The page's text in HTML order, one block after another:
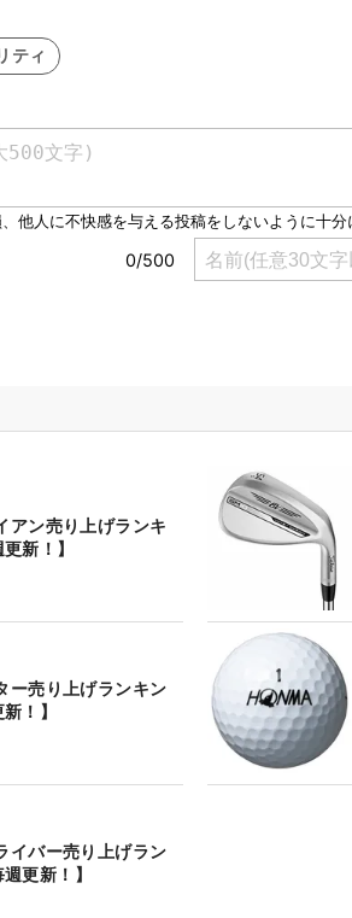
ティ
アン売り上げランキ
新！】
ー売り上げランキン
！】
イバー売り上げラン
更新！】